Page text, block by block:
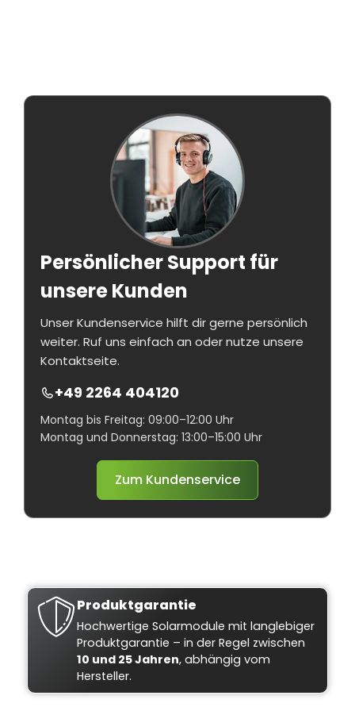
Persönlicher Support für
unsere Kunden
Unser Kundenservice hilft dir gerne persönlich
weiter. Ruf uns einfach an oder nutze unsere
Kontaktseite.
+49 2264 404120
Montag bis Freitag: 09:00–12:00 Uhr
Montag und Donnerstag: 13:00–15:00 Uhr
Zum Kundenservice
Produktgarantie
Hochwertige Solarmodule mit langlebiger
Produktgarantie – in der Regel zwischen
10 und 25 Jahren, abhängig vom
Hersteller.